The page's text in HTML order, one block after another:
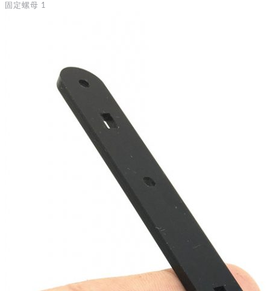
固定螺母 1